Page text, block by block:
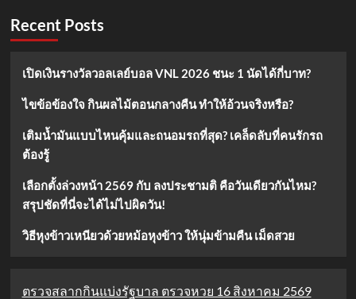
Recent Posts
เปิดเงินรางวัลวอลเลย์บอล VNL 2026 ชนะ 1 นัดได้กี่บาท?
ไขข้อข้องใจ กินผลไม้ตอนกลางคืน ทำให้อ้วนจริงหรือ?
เติมน้ำมันแบบไหนคุ้มและถนอมรถที่สุด? เคล็ดลับที่คนรักรถ
ต้องรู้
เลือกตั้งล่วงหน้า 2569 กับ ลงประชามติ คือวันเดียวกันไหม?
สรุปชัดที่นี่จะได้ไม่ไปผิดวัน!
วิธีหุงข้าวเหนียวด้วยหม้อหุงข้าว ให้นุ่มข้ามคืน เม็ดสวย
ตรวจสลากกินแบ่งรัฐบาล ตรวจหวย 16 สิงหาคม 2569